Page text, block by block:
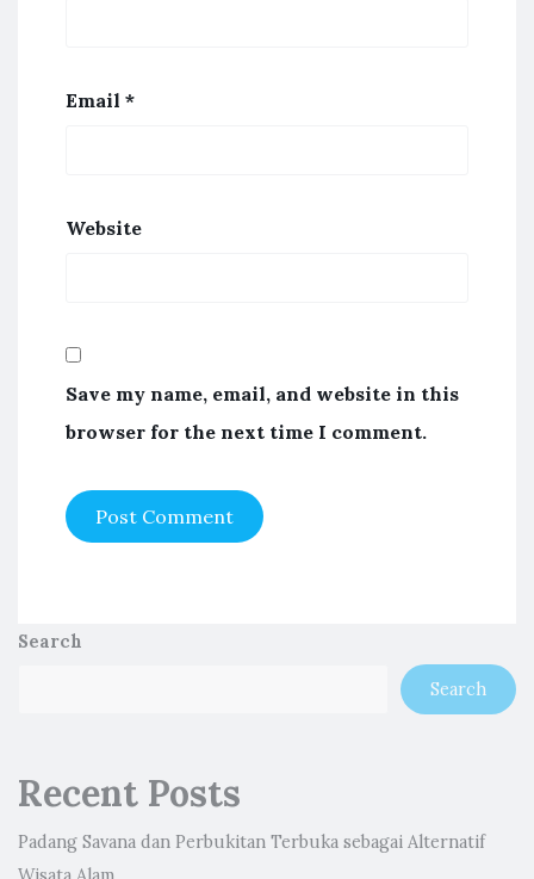
Email *
Website
Save my name, email, and website in this
browser for the next time I comment.
Search
Search
Recent Posts
Padang Savana dan Perbukitan Terbuka sebagai Alternatif